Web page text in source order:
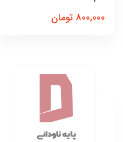
800,000 تومان